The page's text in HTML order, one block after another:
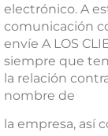
electrónico. A
comunicación
envíe A LOS
siempre que
la relación
nombre de
la empresa, así